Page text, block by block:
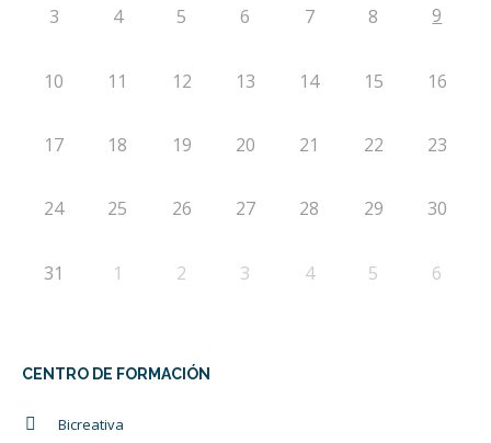
3 4 5 6 7 8 9
10 11 12 13 14 15 16
17 18 19 20 21 22 23
24 25 26 27 28 29 30
31 1 2 3 4 5 6
CENTRO DE FORMACIÓN
Bicreativa